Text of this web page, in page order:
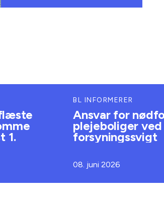
1.
BL INFORMERER
Ansvar for
plejeboliger ved
forsyningssvigt
08. juni 2026